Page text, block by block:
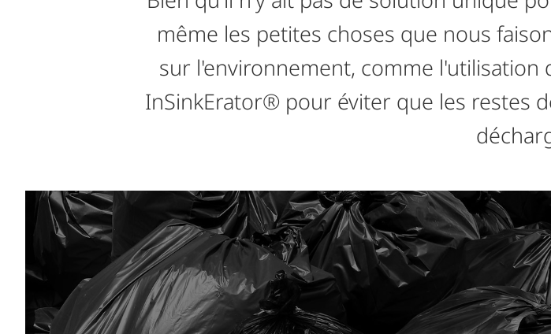
même les petites choses que nous
sur l'environnement, comme
InSinkErator® pour éviter que les restes